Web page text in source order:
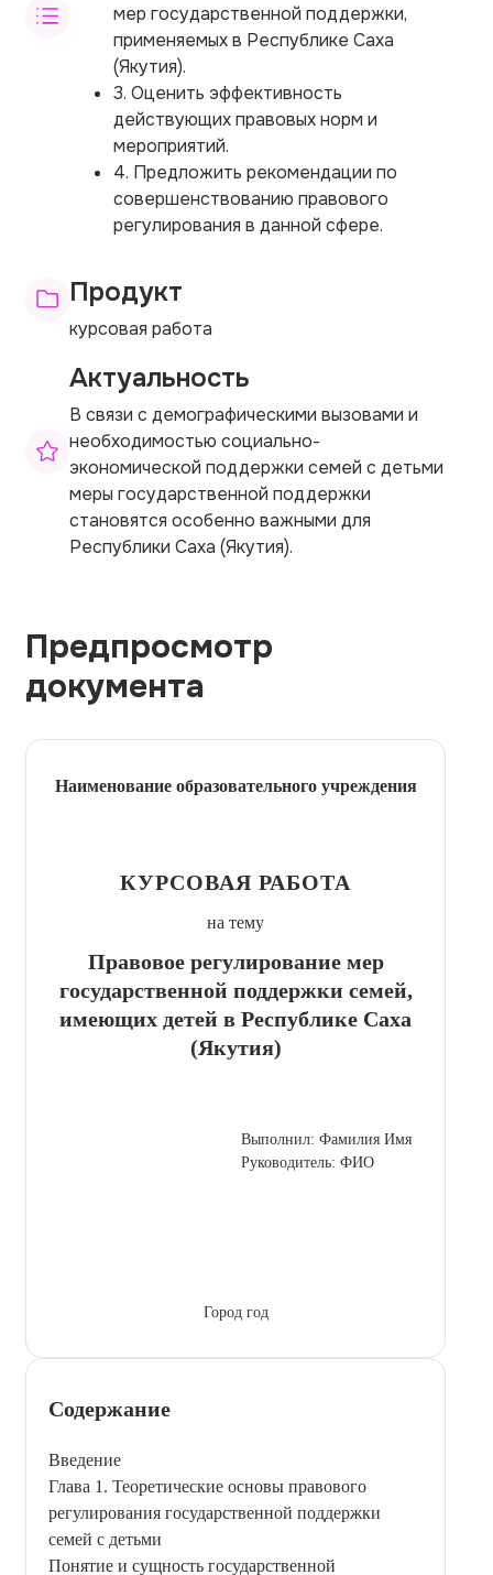
мер государственной поддержки,
применяемых в Республике Саха
(Якутия).
3. Оценить эффективность
действующих правовых норм и
мероприятий.
4. Предложить рекомендации по
совершенствованию правового
регулирования в данной сфере.
Продукт
курсовая работа
Актуальность
В связи с демографическими вызовами и
необходимостью социально-
экономической поддержки семей с детьми
меры государственной поддержки
становятся особенно важными для
Республики Саха (Якутия).
Предпросмотр
документа
Наименование образовательного учреждения
КУРСОВАЯ РАБОТА
на тему
Правовое регулирование мер
государственной поддержки семей,
имеющих детей в Республике Саха
(Якутия)
Выполнил: Фамилия Имя
Руководитель: ФИО
Город год
Содержание
Введение
Глава 1. Теоретические основы правового
регулирования государственной поддержки
семей с детьми
Понятие и сущность государственной